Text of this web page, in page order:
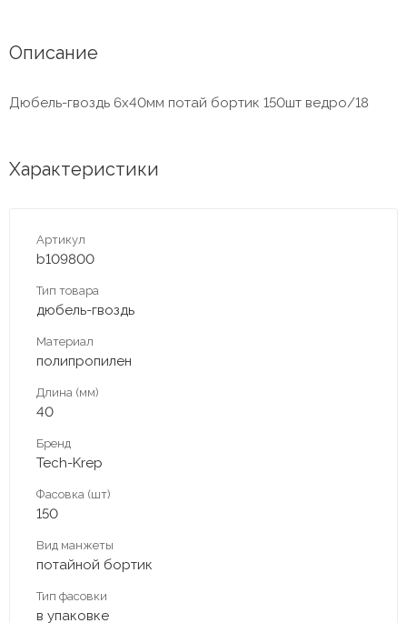
Описание
Дюбель-гвоздь 6х40мм потай бортик 150шт ведро/18
Характеристики
Артикул
b109800
Тип товара
дюбель-гвоздь
Материал
полипропилен
Длина (мм)
40
Бренд
Tech-Krep
Фасовка (шт)
150
Вид манжеты
потайной бортик
Тип фасовки
в упаковке